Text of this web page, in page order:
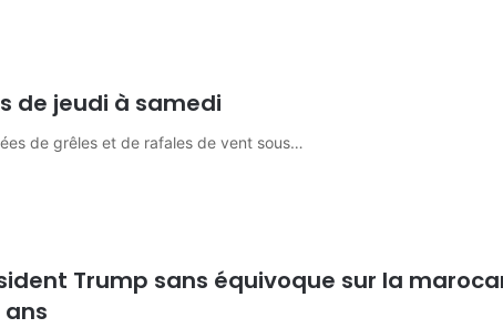
de jeudi à samedi
de grêles et de rafales de vent sous…
Trump sans équivoque sur la